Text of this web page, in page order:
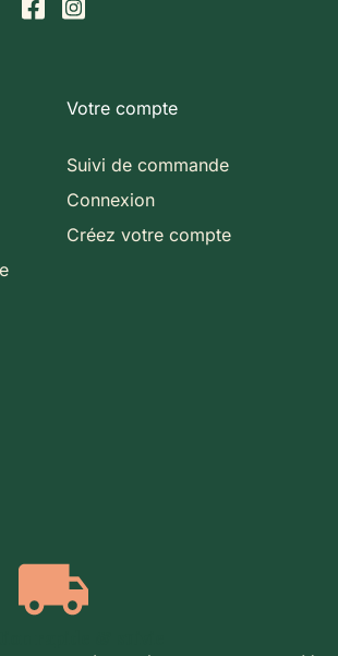
Votre compte
Suivi de commande
Connexion
Créez votre compte